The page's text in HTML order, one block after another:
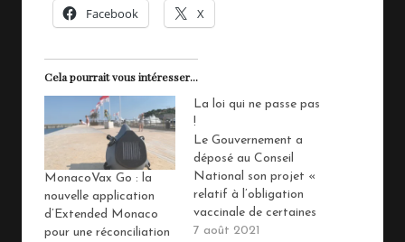
Facebook X
Cela pourrait vous intéresser...
MonacoVax Go : la
nouvelle application
d’Extended Monaco
pour une réconciliation
La loi qui ne passe pas
!
Le Gouvernement a
déposé au Conseil
National son projet «
relatif à l’obligation
vaccinale de certaines
catégories de
7 août 2021